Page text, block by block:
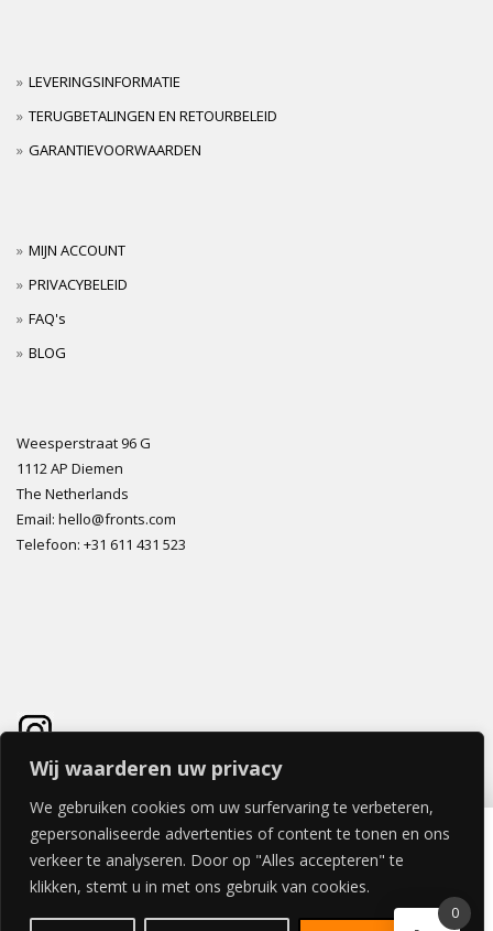
Wij waarderen uw privacy
We gebruiken cookies om uw surfervaring te verbeteren,
gepersonaliseerde advertenties of content te tonen en ons
verkeer te analyseren. Door op "Alles accepteren" te
klikken, stemt u in met ons gebruik van cookies.
LEVERINGSINFORMATIE
TERUGBETALINGEN EN RETOURBELEID
GARANTIEVOORWAARDEN
MIJN ACCOUNT
PRIVACYBELEID
FAQ's
BLOG
Weesperstraat 96 G
1112 AP Diemen
The Netherlands
Email: hello@fronts.com
Telefoon: +31 611 431 523
0
VETRANO LADE 80x40cm
€108,90